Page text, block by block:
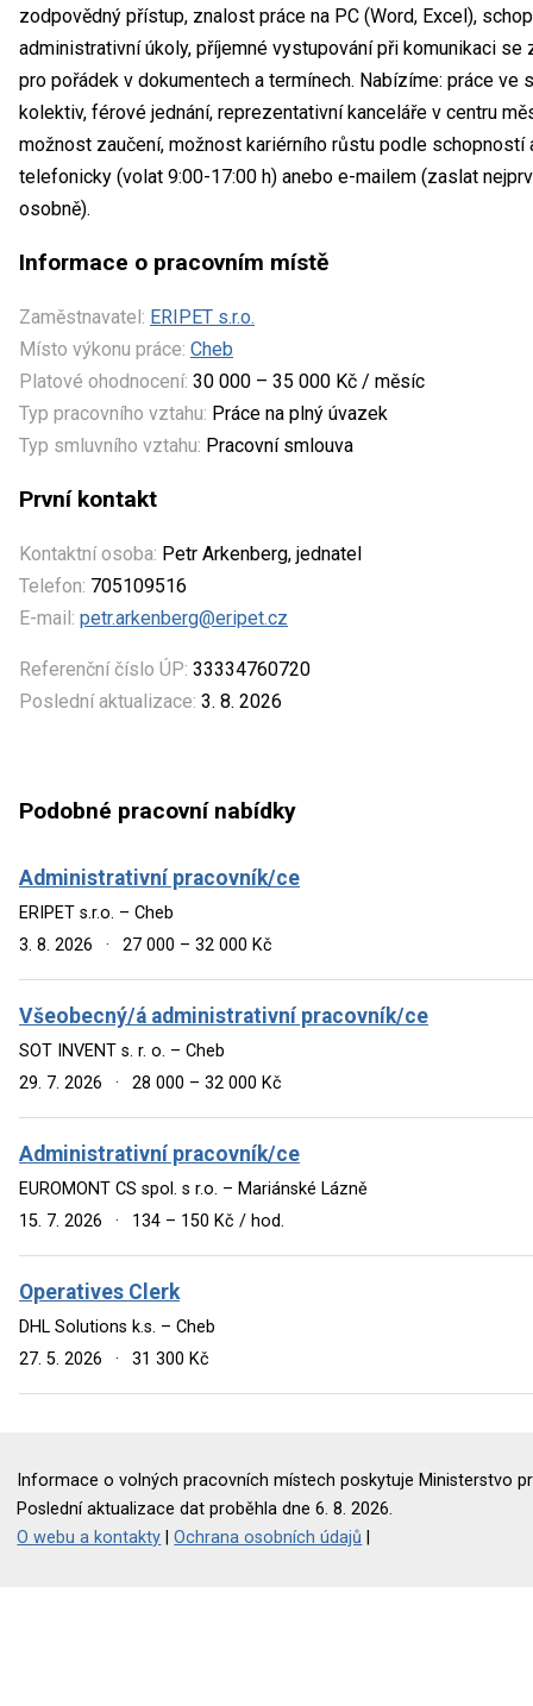
zodpovědný přístup, znalost práce na PC (Word, Excel),
administrativní úkoly, příjemné vystupování při komunikaci
pro pořádek v dokumentech a termínech. Nabízíme: práce
kolektiv, férové jednání, reprezentativní kanceláře v centru
možnost zaučení, možnost kariérního růstu podle
telefonicky (volat 9:00-17:00 h) anebo e-mailem (zaslat
osobně).
Informace o pracovním místě
Zaměstnavatel: ERIPET s.r.o.
Místo výkonu práce: Cheb
Platové ohodnocení: 30 000 – 35 000 Kč / měsíc
Typ pracovního vztahu: Práce na plný úvazek
Typ smluvního vztahu: Pracovní smlouva
První kontakt
Kontaktní osoba: Petr Arkenberg, jednatel
Telefon: 705109516
E-mail: petr.arkenberg@eripet.cz
Referenční číslo ÚP: 33334760720
Poslední aktualizace: 3. 8. 2026
Podobné pracovní nabídky
Administrativní pracovník/ce
ERIPET s.r.o. – Cheb
3. 8. 2026
· 27 000 – 32 000 Kč
Všeobecný/á administrativní pracovník/ce
SOT INVENT s. r. o. – Cheb
29. 7. 2026
· 28 000 – 32 000 Kč
Administrativní pracovník/ce
EUROMONT CS spol. s r.o. – Mariánské Lázně
15. 7. 2026
· 134 – 150 Kč / hod.
Operatives Clerk
DHL Solutions k.s. – Cheb
27. 5. 2026
· 31 300 Kč
Informace o volných pracovních místech poskytuje Ministerstvo
Poslední aktualizace dat proběhla dne 6. 8. 2026.
O webu a kontakty |Ochrana osobních údajů